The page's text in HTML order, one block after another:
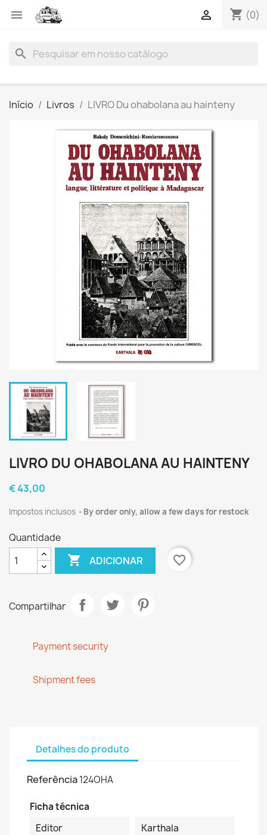
 shopping_cart (0)

search
Início Livros LIVRO Du ohabolana au hainteny
LIVRO DU OHABOLANA AU HAINTENY
€ 43,00
Impostos inclusos By order only, allow a few days for restock
Quantidade
 ADICIONAR favorite_border
Compartilhar
Payment security
Shipment fees
Detalhes do produto
Referência124OHA
Ficha técnica
Editor
Karthala